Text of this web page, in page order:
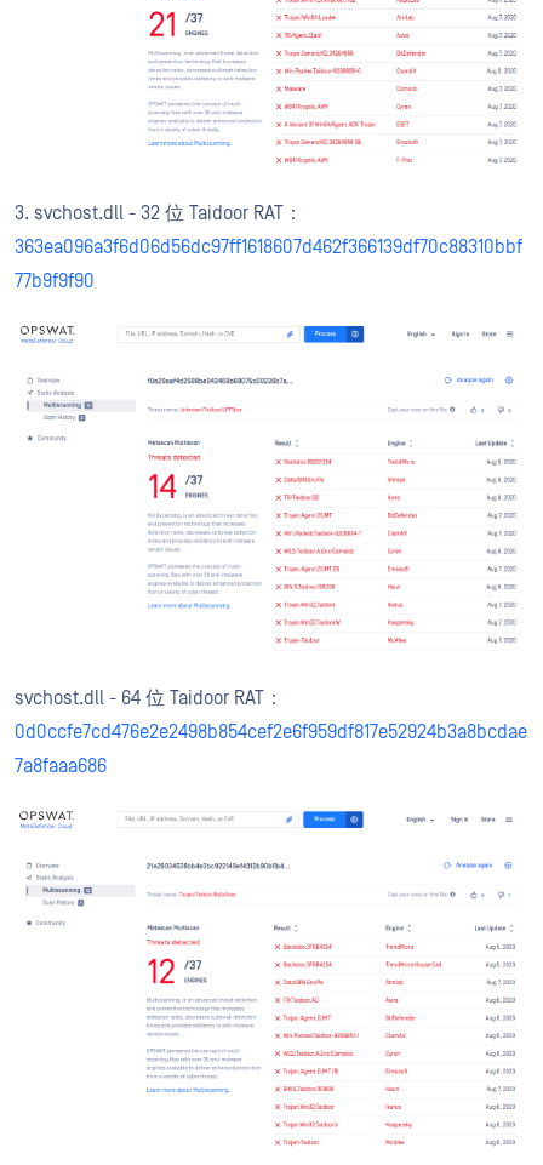
3. svchost.dll - 32 位 Taidoor RAT：
363ea096a3f6d06d56dc97ff1618607d462f366139df70c88310bbf
77b9f9f90
svchost.dll - 64 位 Taidoor RAT：
0d0ccfe7cd476e2e2498b854cef2e6f959df817e52924b3a8bcdae
7a8faaa686